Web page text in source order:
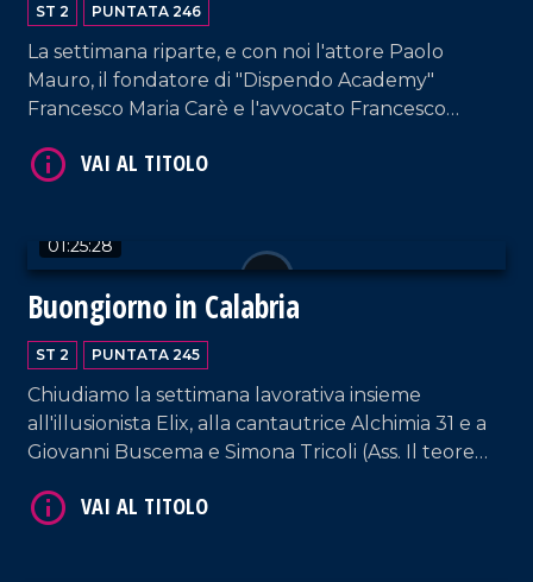
ST 2 PUNTATA 246
La settimana riparte, e con noi l'attore Paolo
Mauro, il fondatore di "Dispendo Academy"
Francesco Maria Carè e l'avvocato Francesco
01:25:28
Buongiorno in Calabria
ST 2 PUNTATA 245
Chiudiamo la settimana lavorativa insieme
all'illusionista Elix, alla cantautrice Alchimia 31 e a
Giovanni Buscema e Simona Tricoli (Ass. Il teorema
VAI AL TITOLO